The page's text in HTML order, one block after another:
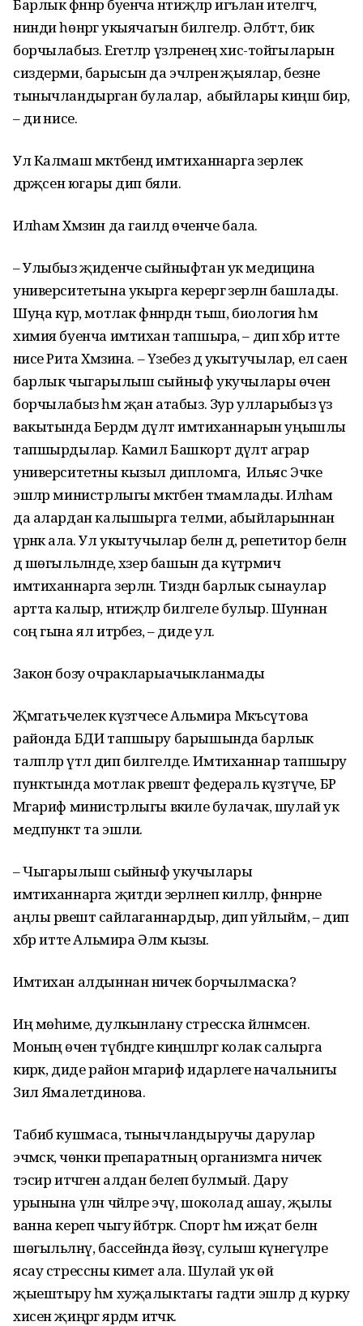
Барлык фәннәр буенча нәтиҗәләр игълан ителгәч,
нинди һөнәргә укыячагын билгеләр. Әлбәттә, бик
борчылабыз. Егетләр үзләренең хис-тойгыларын
сиздерми, барысын да эчләренә җыялар, безне
тынычландырган булалар, ә абыйлары киңәш бирә,
– ди әнисе.
Ул Калмаш мәктәбендә имтиханнарга әзерлек
дәрәҗәсен югары дип бәяли.
Илһам Хәмзин да гаиләдә өченче бала.
– Улыбыз җиденче сыйныфтан ук медицина
университетына укырга керергә әзерләнә башлады.
Шуңа күрә, мотлак фәннәрдән тыш, биология һәм
химия буенча имтихан тапшыра, – дип хәбәр итте
әнисе Рита Хәмзина. – Үзебез дә укытучылар, ел саен
барлык чыгарылыш сыйныф укучылары өчен
борчылабыз һәм җан атабыз. Зур улларыбыз үз
вакытында Бердәм дәүләт имтиханнарын уңышлы
тапшырдылар. Камил Башкорт дәүләт аграр
университетны кызыл дипломга, ә Ильяс Эчке
эшләр министрлыгы мәктәбен тәмамлады. Илһам
да алардан калышырга теләми, абыйларыннан
үрнәк ала. Ул укытучылар белән дә, репетитор белән
дә шөгыльләнде, хәзер башын да күтәрмичә
имтиханнарга әзерләнә. Тиздән барлык сынаулар
артта калыр, нәтиҗәләр билгеле булыр. Шуннан
соң гына ял итәрбез, – диде ул.
Закон бозу очракларыачыкланмады
Җәмәгатьчелек күзәтчесе Альмира Мәкъсүтова
районда БДИ тапшыру барышында барлык
таләпләр үтәлә дип билгеләде. Имтиханнар тапшыру
пунктында мотлак рәвештә федераль күзәтүче, БР
Мәгариф министрлыгы вәкиле булачак, шулай ук
медпункт та эшли.
– Чыгарылыш сыйныф укучылары
имтиханнарга җитди әзерләнеп киләләр, фәннәрне
аңлы рәвештә сайлаганнардыр, дип уйлыйм, – дип
хәбәр итте Альмира Әләм кызы.
Имтихан алдыннан ничек борчылмаска?
Иң мөһиме, дулкынлану стресска әйләнмәсен.
Моның өчен түбәндәге киңәшләргә колак салырга
кирәк, диде район мәгариф идарәлеге начальнигы
Зилә Ямалетдинова.
Табиб кушмаса, тынычландыручы дарулар
эчмәскә, чөнки препаратның организмга ничек
тәэсир итәчәген алдан белеп булмый. Дару
урынына үлән чәйләре эчү, шоколад ашау, җылы
ванна кереп чыгу әйбәтрәк. Спорт һәм иҗат белән
шөгыльләнү, бассейнда йөзү, сулыш күнегүләре
ясау стрессны киметә ала. Шулай ук өй
җыештыру һәм хуҗалыктагы гадәти эшләр дә курку
хисен җиңәргә ярдәм итәчәк.